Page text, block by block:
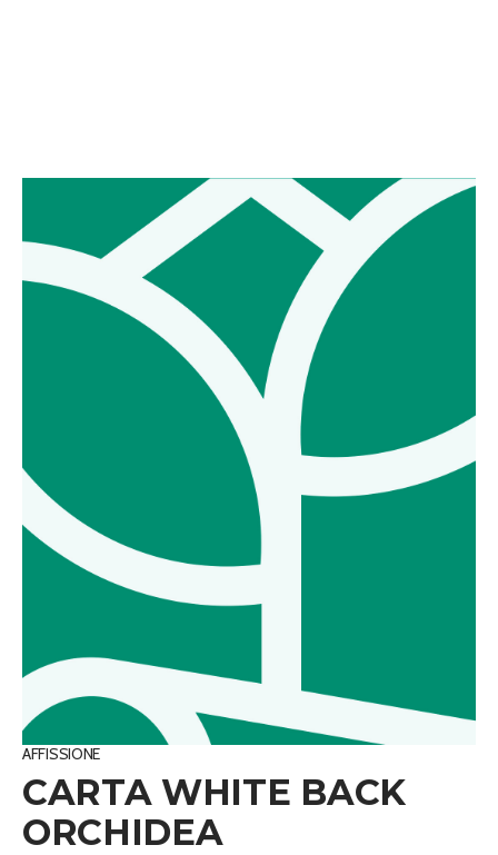
AFFISSIONE
CARTA WHITE BACK
ORCHIDEA